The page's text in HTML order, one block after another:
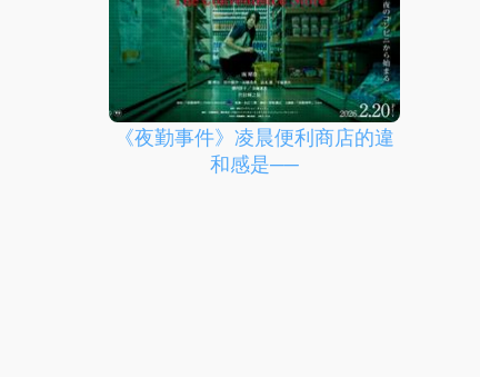
《夜勤事件》凌晨便利商店的違
和感是──